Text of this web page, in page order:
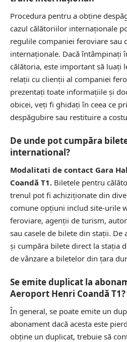
Procedura pentru a obține
cazul călătoriilor internaționale
regulile companiei feroviare sau
internaționale. Dacă întâmpinați
călătoria, este important să luați
relații cu clienții al companiei
prezentați toate informațiile și
obicei, veți fi ghidați în ceea ce
despăgubire sau restituire a
De unde pot cumpăra
international?
Modalitati de contact Gara
Coandă T1. Biletele pentru
trenul pot fi achiziționate din
comune opțiuni includ site-urile
feroviare, agenții de turism,
sau casele de bilete din stații. De
și cumpăra bilete direct la stația
de vânzare a biletelor din țara
Se emite duplicat la
Aeroport Henri Coandă T1?
În general, se poate emite un
abonament dacă acesta este
obține un duplicat, trebuie să